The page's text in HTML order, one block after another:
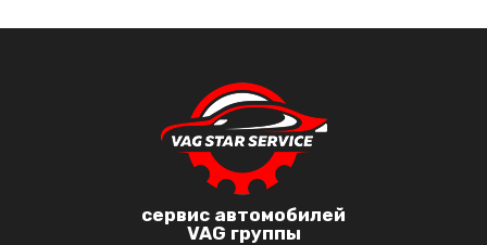
сервис автомобилей
VAG группы